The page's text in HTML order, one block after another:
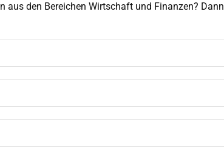
aus den Bereichen Wirtschaft und Finanzen? Dann